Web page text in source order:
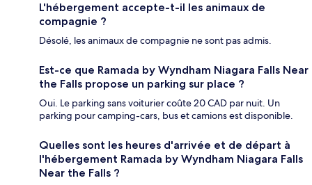
L'hébergement accepte-t-il les animaux de
compagnie ?
Désolé, les animaux de compagnie ne sont pas admis.
Est-ce que Ramada by Wyndham Niagara Falls Near
the Falls propose un parking sur place ?
Oui. Le parking sans voiturier coûte 20 CAD par nuit. Un
parking pour camping-cars, bus et camions est disponible.
Quelles sont les heures d'arrivée et de départ à
l'hébergement Ramada by Wyndham Niagara Falls
Near the Falls ?